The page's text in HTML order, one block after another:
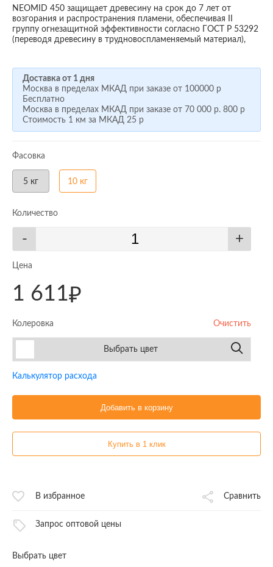
NEOMID 450 защищает древесину на срок до 7 лет от
возгорания и распространения пламени, обеспечивая II
группу огнезащитной эффективности согласно ГОСТ Р 53292
(переводя древесину в трудновоспламеняемый материал),
Доставка от 1 дня
Москва в пределах МКАД при заказе от 100000 р
Бесплатно
Москва в пределах МКАД при заказе от 70 000 р. 800 р
Стоимость 1 км за МКАД 25 р
Фасовка
5 кг 10 кг
Количество
- +
Цена
1 611₽
Колеровка Очистить
Выбрать цвет
Калькулятор расхода
Добавить в корзину
Купить в 1 клик
В избранное Сравнить
Запрос оптовой цены
Выбрать цвет